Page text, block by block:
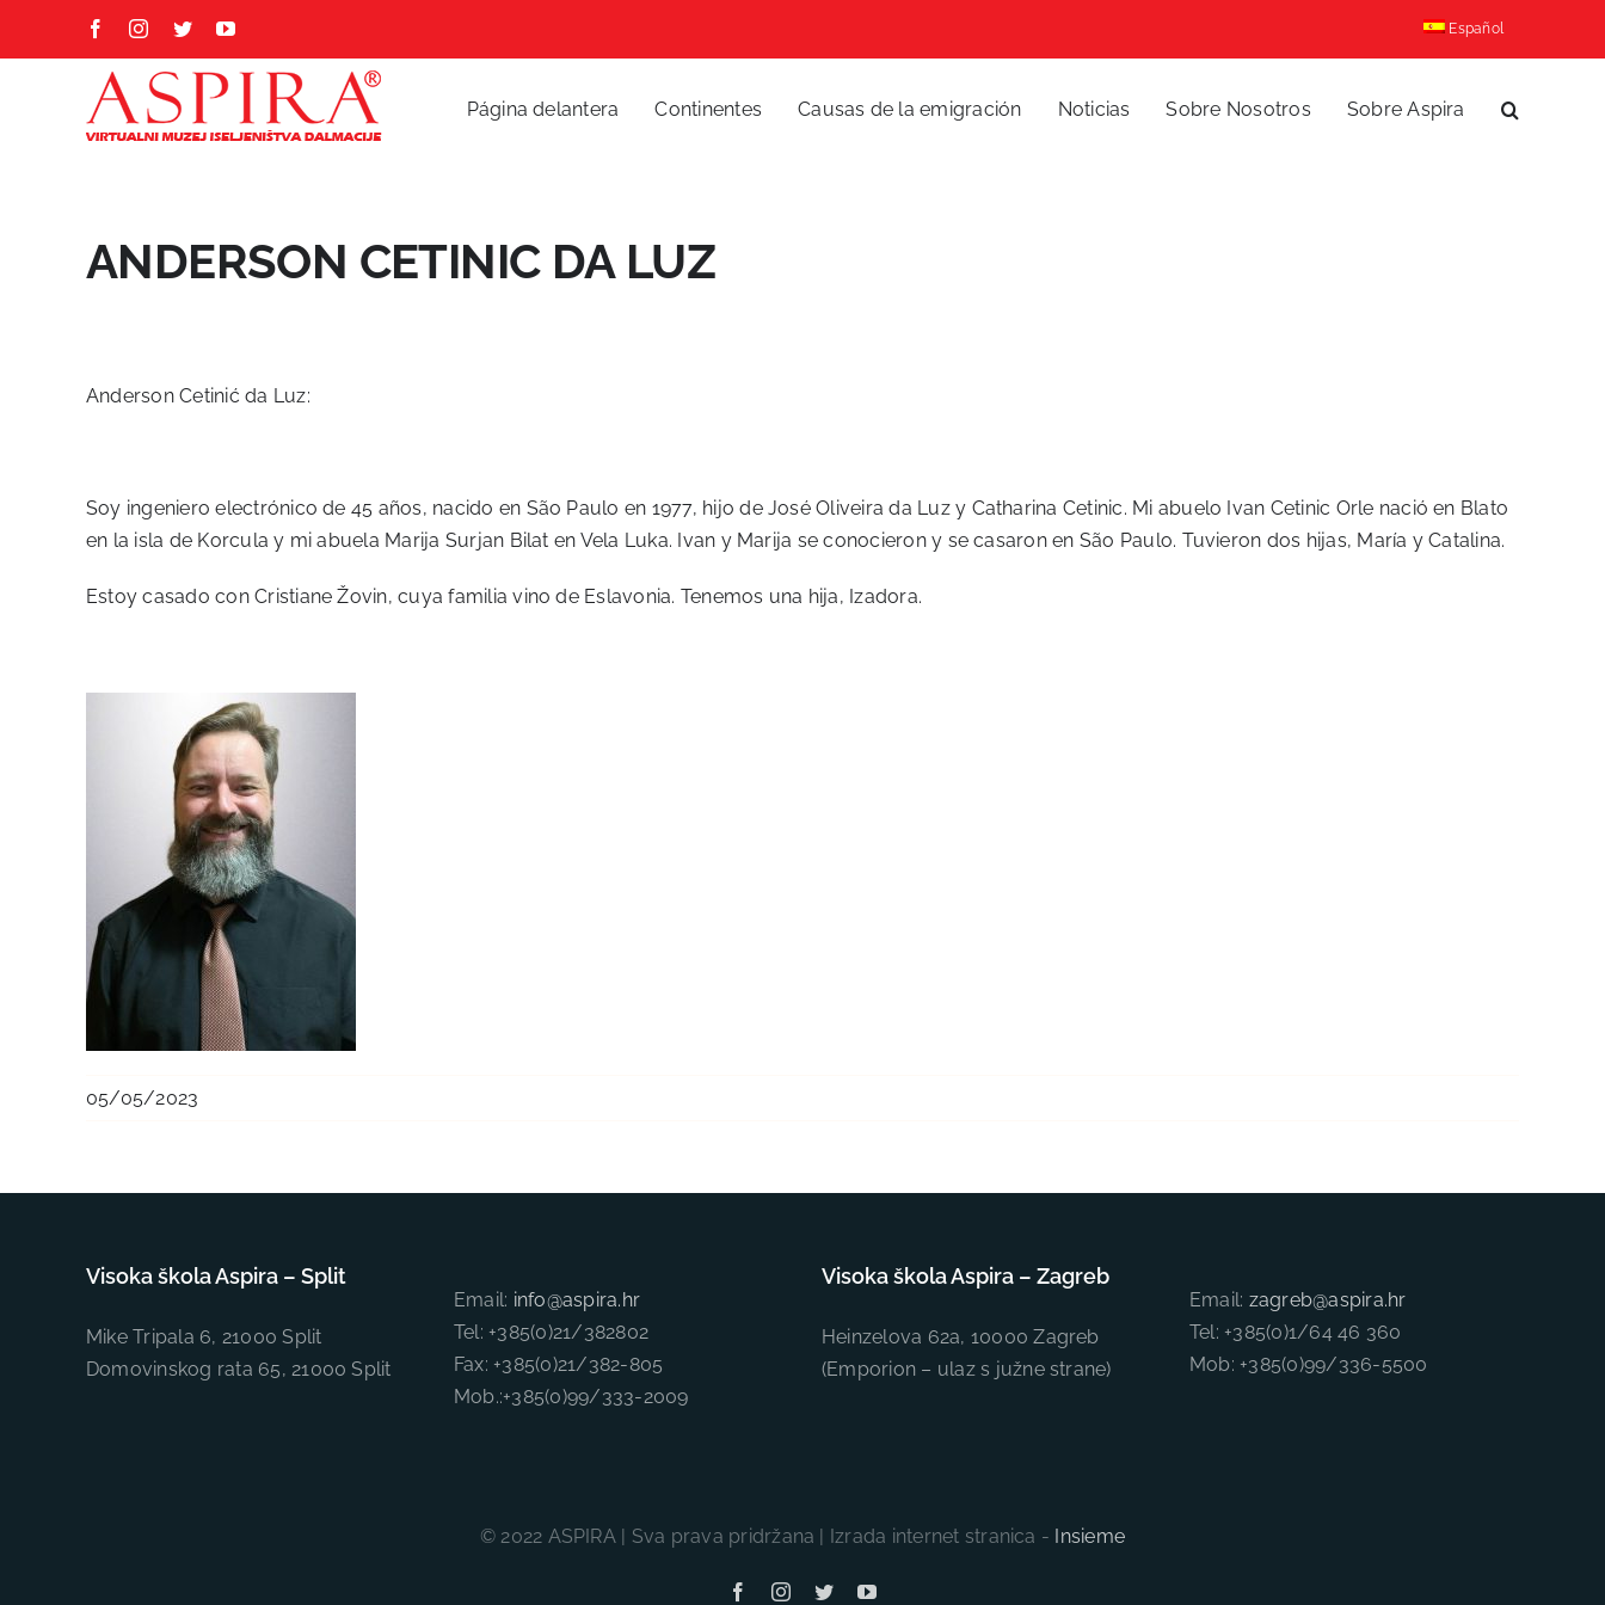
FacebookInstagram
TwitterYouTube Español
Página delantera Continentes Causas de la emigración Noticias Sobre Nosotros Sobre Aspira
ANDERSON CETINIC DA LUZ
Anderson Cetinić da Luz:
Soy ingeniero electrónico de 45 años, nacido en São Paulo en 1977, hijo de José Oliveira da Luz y Catharina Cetinic. Mi abuelo Ivan Cetinic Orle nació en Blato
en la isla de Korcula y mi abuela Marija Surjan Bilat en Vela Luka. Ivan y Marija se conocieron y se casaron en São Paulo. Tuvieron dos hijas, María y Catalina.
Estoy casado con Cristiane Žovin, cuya familia vino de Eslavonia. Tenemos una hija, Izadora.
05/05/2023
Visoka škola Aspira – Split
Mike Tripala 6, 21000 Split
Domovinskog rata 65, 21000 Split
Email: info@aspira.hr
Tel: +385(0)21/382802
Fax: +385(0)21/382-805
Mob.:+385(0)99/333-2009
Visoka škola Aspira – Zagreb
Heinzelova 62a, 10000 Zagreb
(Emporion – ulaz s južne strane)
Email: zagreb@aspira.hr
Tel: +385(0)1/64 46 360
Mob: +385(0)99/336-5500
© 2022 ASPIRA | Sva prava pridržana | Izrada internet stranica - Insieme
FacebookInstagram
TwitterYouTube